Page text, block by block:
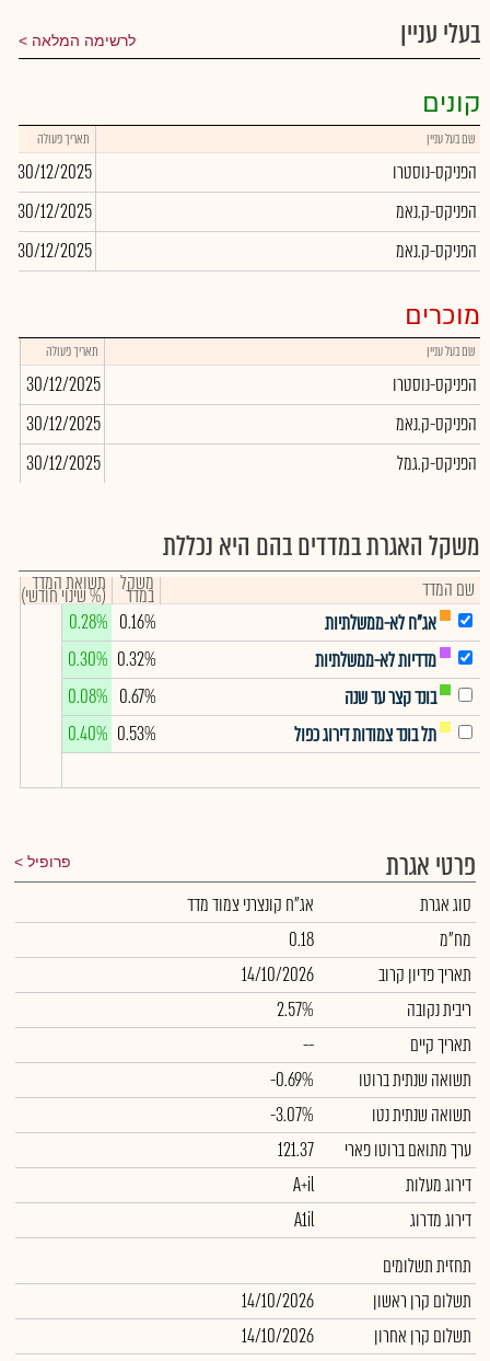
בעלי עניין לרשימה המלאה
קונים
שם בעל עניין תאריך פעולה
הפניקס-נוסטרו 30/12/2025
הפניקס-ק.נאמ
30/12/2025
הפניקס-ק.נאמ
30/12/2025
מוכרים
שם בעל עניין תאריך פעולה
הפניקס-נוסטרו 30/12/2025
הפניקס-ק.נאמ
30/12/2025
הפניקס-ק.גמל
30/12/2025
משקל האגרת במדדים בהם היא נכללת
שם המדד משקל
במדד תשואת המדד
(% שינוי חודשי)
אג"ח לא-ממשלתיות
0.16%
0.28%
מדדיות לא-ממשלתיות
0.32%
0.30%
בונד קצר עד שנה
0.67%
0.08%
תל בונד צמודות דירוג כפול
0.53%
0.40%
פרטי אגרת פרופיל
סוג אגרת
אג"ח קונצרני צמוד מדד
מח"מ
0.18
תאריך פדיון קרוב
14/10/2026
ריבית נקובה
2.57%
תאריך קיים
--
תשואה שנתית ברוטו
-0.69%
תשואה שנתית נטו
-3.07%
ערך מתואם ברוטו פארי
121.37
דירוג מעלות
A+il
דירוג מדרוג
A1il
תחזית תשלומים
תשלום קרן ראשון
14/10/2026
תשלום קרן אחרון
14/10/2026